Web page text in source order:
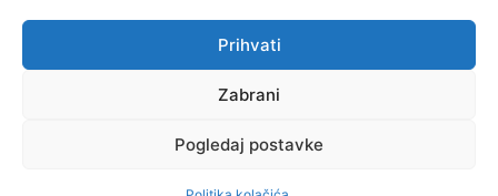
Prihvati
Zabrani
Pogledaj postavke
rubrika i poticajnih inicijativa.